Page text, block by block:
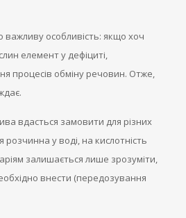
особливість: якщо хоч
елемент у дефіциті,
процесів обміну речовин. Отже,
вдасться замовити для різних
розчинна у воді, на кислотність
залишається лише зрозуміти,
внести (передозування